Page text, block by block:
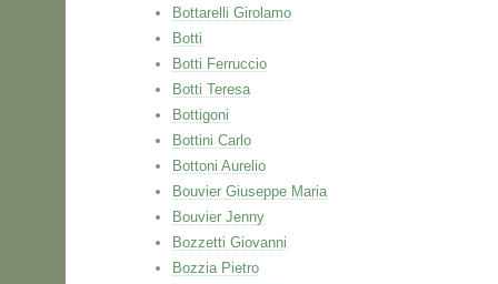
Bottarelli Girolamo
Botti
Botti Ferruccio
Botti Teresa
Bottigoni
Bottini Carlo
Bottoni Aurelio
Bouvier Giuseppe Maria
Bouvier Jenny
Bozzetti Giovanni
Bozzia Pietro